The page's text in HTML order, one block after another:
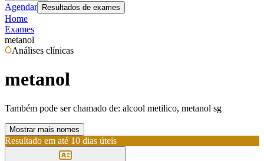
Agendar Resultados de exames
Home
Exames
metanol
Análises clínicas
metanol
Também pode ser chamado de: alcool metilico, metanol sg
Mostrar mais nomes
Resultado em até 10 dias úteis